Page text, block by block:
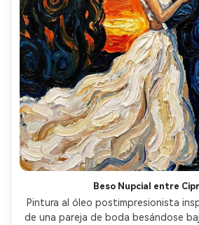
Beso Nupcial entre
Pintura al óleo postimpresionista
de una pareja de boda besándose